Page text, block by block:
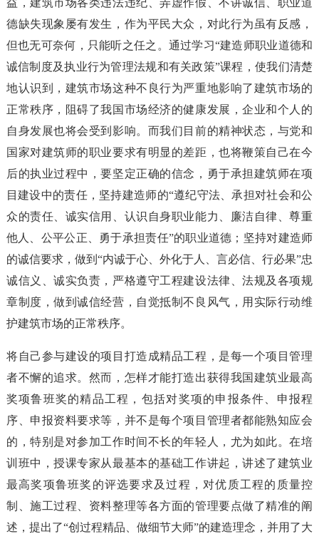
益，建筑市场各类违法违纪、弄虚作假、不讲诚信、职业道
德缺失现象屡有发生，作为平民大众，对此行为虽有反感，
但也无可奈何，只能听之任之。通过学习“建造师职业道德和
诚信制度及执业行为管理法规和有关政策”课程，使我们清楚
地认识到，建筑市场这种不良行为严重地影响了建筑市场的
正常秩序，阻碍了我国市场经济的健康发展，企业和个人的
自身发展也将会受到影响。而我们目前的精神状态，与党和
国家对建筑师的职业要求有明显的差距，也将鞭策自己在今
后的执业过程中，要坚定正确的信念，勇于承担建筑师在项
目建设中的责任，坚持建造师的“遵纪守法、承担对社会和公
众的责任、诚实信用、认识自身职业能力、廉洁自律、尊重
他人、公平公正、勇于承担责任”的职业道德；坚持对建造师
的诚信要求，做到“内诚于心、外化于人、言必信、行必果”忠
诚信义、诚实负责，严格遵守工程建设法律、法规及各项规
章制度，做到诚信经营，自觉抵制不良风气，用实际行动维
护建筑市场的正常秩序。
将自己参与建设的项目打造成精品工程，是每一个项目管理
者不懈的追求。然而，怎样才能打造出获得我国建筑业最高
奖项鲁班奖的精品工程，包括对奖项的申报条件、申报程
序、申报资料要求等，并不是每个项目管理者都能熟知应会
的，特别是对参加工作时间不长的年轻人，尤为如此。在培
训班中，授课专家从最基本的基础工作讲起，讲述了建筑业
最高奖项鲁班奖的评选要求及过程，对优质工程的质量控
制、施工过程、资料整理等各方面的管理要点做了精准的阐
述，提出了“创过程精品、做细节大师”的建造理念，并用了大